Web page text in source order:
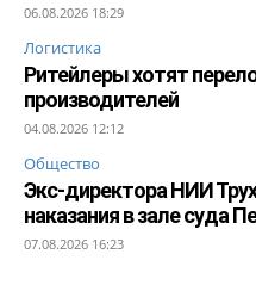
06.08.2026 18:29
Логистика
Ритейлеры хотят
производителей
04.08.2026 12:12
Общество
Экс-директора НИИ
наказания в зале суда
07.08.2026 16:23